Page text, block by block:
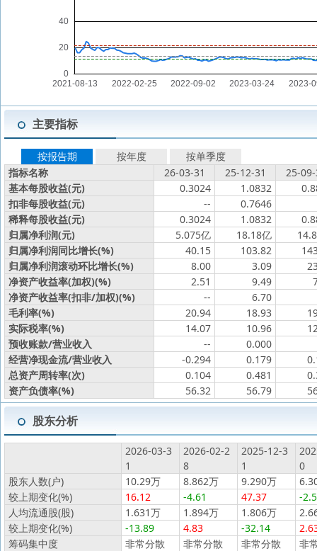
主要指标
按报告期 按年度
按单季度
指标名称
26-03-31 25-12-31
25-
基本每股收益(元)
0.3024 1.0832
扣非每股收益(元)
--
0.7646
稀释每股收益(元)
0.3024 1.0832
归属净利润(元)
5.075亿 18.18亿
归属净利润同比增长(%)
40.15 103.82
归属净利润滚动环比增长(%)
8.00 3.09
净资产收益率(加权)(%)
2.51 9.49
净资产收益率(扣非/加权)(%)
--
6.70
毛利率(%)
20.94 18.93
实际税率(%)
14.07 10.96
预收账款/营业收入
--
0.000
经营净现金流/营业收入
-0.294 0.179
总资产周转率(次)
0.104 0.481
资产负债率(%)
56.32 56.79
股东分析
2026-03-3
1
2026-02-2
8
2025-12-3
1
0
股东人数(户)
10.29万 8.862万 9.290万
较上期变化(%)
16.12 -4.61 47.37
-
人均流通股(股)
1.631万 1.894万 1.806万
较上期变化(%)
-13.89 4.83 -32.14
筹码集中度
非常分散 非常分散 非常分散
非